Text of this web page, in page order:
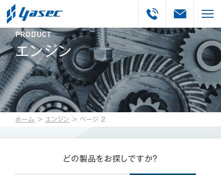
PRODUCT
エンジン
ホーム ＞ エンジン ＞ ページ 2
どの製品をお探しですか？